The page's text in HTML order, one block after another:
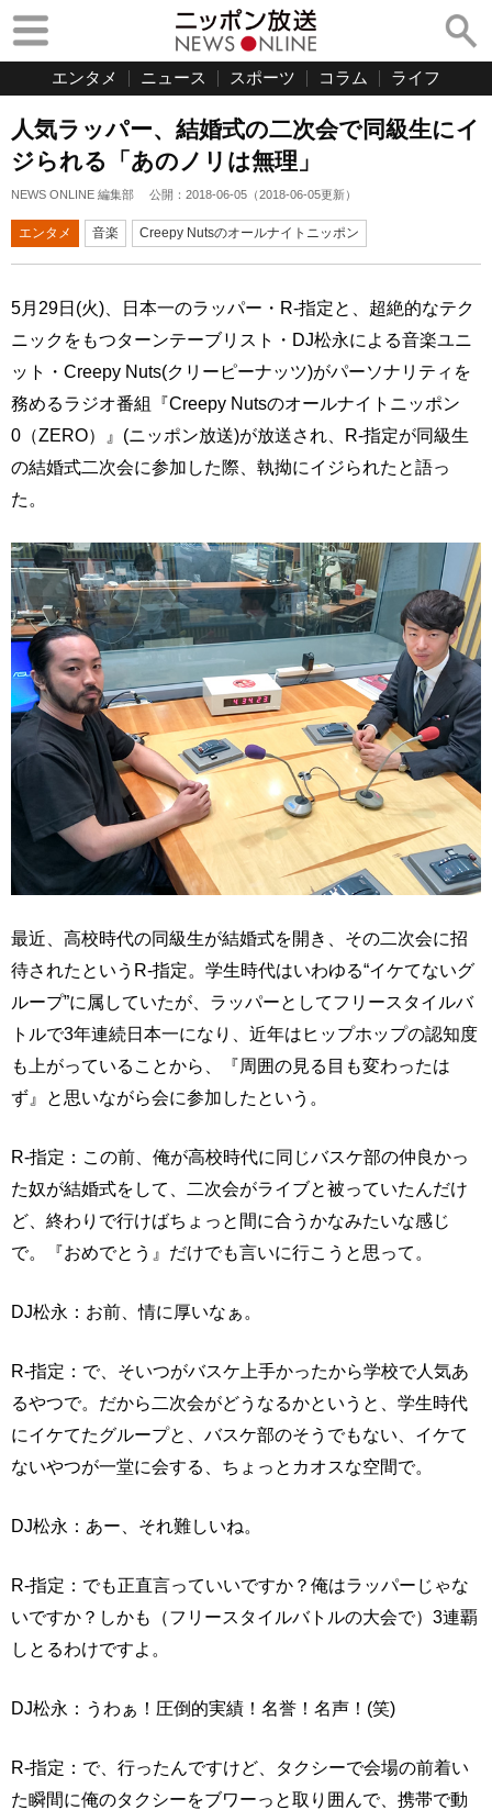
エンタメ ニュース スポーツ コラム ライフ
人気ラッパー、結婚式の二次会で同級生にイ
ジられる「あのノリは無理」
NEWS ONLINE 編集部 公開： 2018-06-05 （2018-06-05更新）
エンタメ 音楽 Creepy Nutsのオールナイトニッポン
5月29日(火)、日本一のラッパー・R-指定と、超絶的なテク
ニックをもつターンテーブリスト・DJ松永による音楽ユニ
ット・Creepy Nuts(クリーピーナッツ)がパーソナリティを
務めるラジオ番組『Creepy Nutsのオールナイトニッポン
0（ZERO）』(ニッポン放送)が放送され、R-指定が同級生
の結婚式二次会に参加した際、執拗にイジられたと語っ
た。
最近、高校時代の同級生が結婚式を開き、その二次会に招
待されたというR-指定。学生時代はいわゆる“イケてないグ
ループ”に属していたが、ラッパーとしてフリースタイルバ
トルで3年連続日本一になり、近年はヒップホップの認知度
も上がっていることから、『周囲の見る目も変わったは
ず』と思いながら会に参加したという。
R-指定：この前、俺が高校時代に同じバスケ部の仲良かっ
た奴が結婚式をして、二次会がライブと被っていたんだけ
ど、終わりで行けばちょっと間に合うかなみたいな感じ
で。『おめでとう』だけでも言いに行こうと思って。
DJ松永：お前、情に厚いなぁ。
R-指定：で、そいつがバスケ上手かったから学校で人気あ
るやつで。だから二次会がどうなるかというと、学生時代
にイケてたグループと、バスケ部のそうでもない、イケて
ないやつが一堂に会する、ちょっとカオスな空間で。
DJ松永：あー、それ難しいね。
R-指定：でも正直言っていいですか？俺はラッパーじゃな
いですか？しかも（フリースタイルバトルの大会で）3連覇
しとるわけですよ。
DJ松永：うわぁ！圧倒的実績！名誉！名声！(笑)
R-指定：で、行ったんですけど、タクシーで会場の前着い
た瞬間に俺のタクシーをブワーっと取り囲んで、携帯で動